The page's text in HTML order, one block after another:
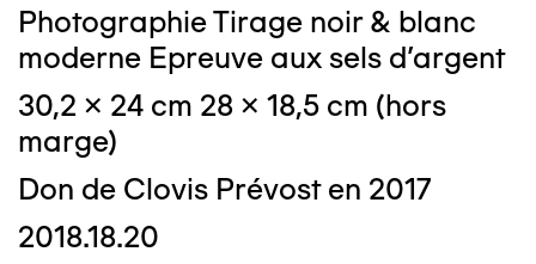
Photographie Tirage noir & blanc
moderne Epreuve aux sels d'argent
30,2 x 24 cm 28 x 18,5 cm (hors
marge)
Don de Clovis Prévost en 2017
2018.18.20